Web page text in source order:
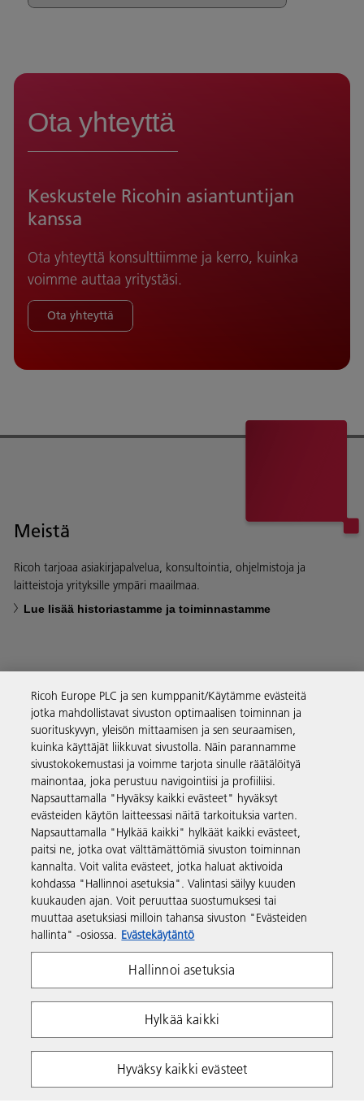
Ota yhteyttä
Keskustele Ricohin asiantuntijan
kanssa
Ota yhteyttä konsulttiimme ja kerro, kuinka
voimme auttaa yritystäsi.
Ota yhteyttä
Meistä
Ricoh tarjoaa asiakirjapalvelua, konsultointia, ohjelmistoja ja
laitteistoja yrityksille ympäri maailmaa.
Lue lisää historiastamme ja toiminnastamme
Yritysratkaisut
Tuotteet ja palvelut
Tuki ja yhteystiedot
Resurssit
Seuraa meitä
Yksityisyys
Ehdot ja edellytykset
Whistleblowing Policy
Tekijänoikeudet Ricoh 2026. Kaikki oikeudet pidätetään.
Ricoh Europe PLC ja sen kumppanit/Käytämme evästeitä
jotka mahdollistavat sivuston optimaalisen toiminnan ja
suorituskyvyn, yleisön mittaamisen ja sen seuraamisen,
kuinka käyttäjät liikkuvat sivustolla. Näin parannamme
sivustokokemustasi ja voimme tarjota sinulle räätälöityä
mainontaa, joka perustuu navigointiisi ja profiiliisi.
Napsauttamalla "Hyväksy kaikki evästeet" hyväksyt
evästeiden käytön laitteessasi näitä tarkoituksia varten.
Napsauttamalla "Hylkää kaikki" hylkäät kaikki evästeet,
paitsi ne, jotka ovat välttämättömiä sivuston toiminnan
kannalta. Voit valita evästeet, jotka haluat aktivoida
kohdassa "Hallinnoi asetuksia". Valintasi säilyy kuuden
kuukauden ajan. Voit peruuttaa suostumuksesi tai
muuttaa asetuksiasi milloin tahansa sivuston "Evästeiden
hallinta" -osiossa. Evästekäytäntö
Hallinnoi asetuksia
Hylkää kaikki
Hyväksy kaikki evästeet